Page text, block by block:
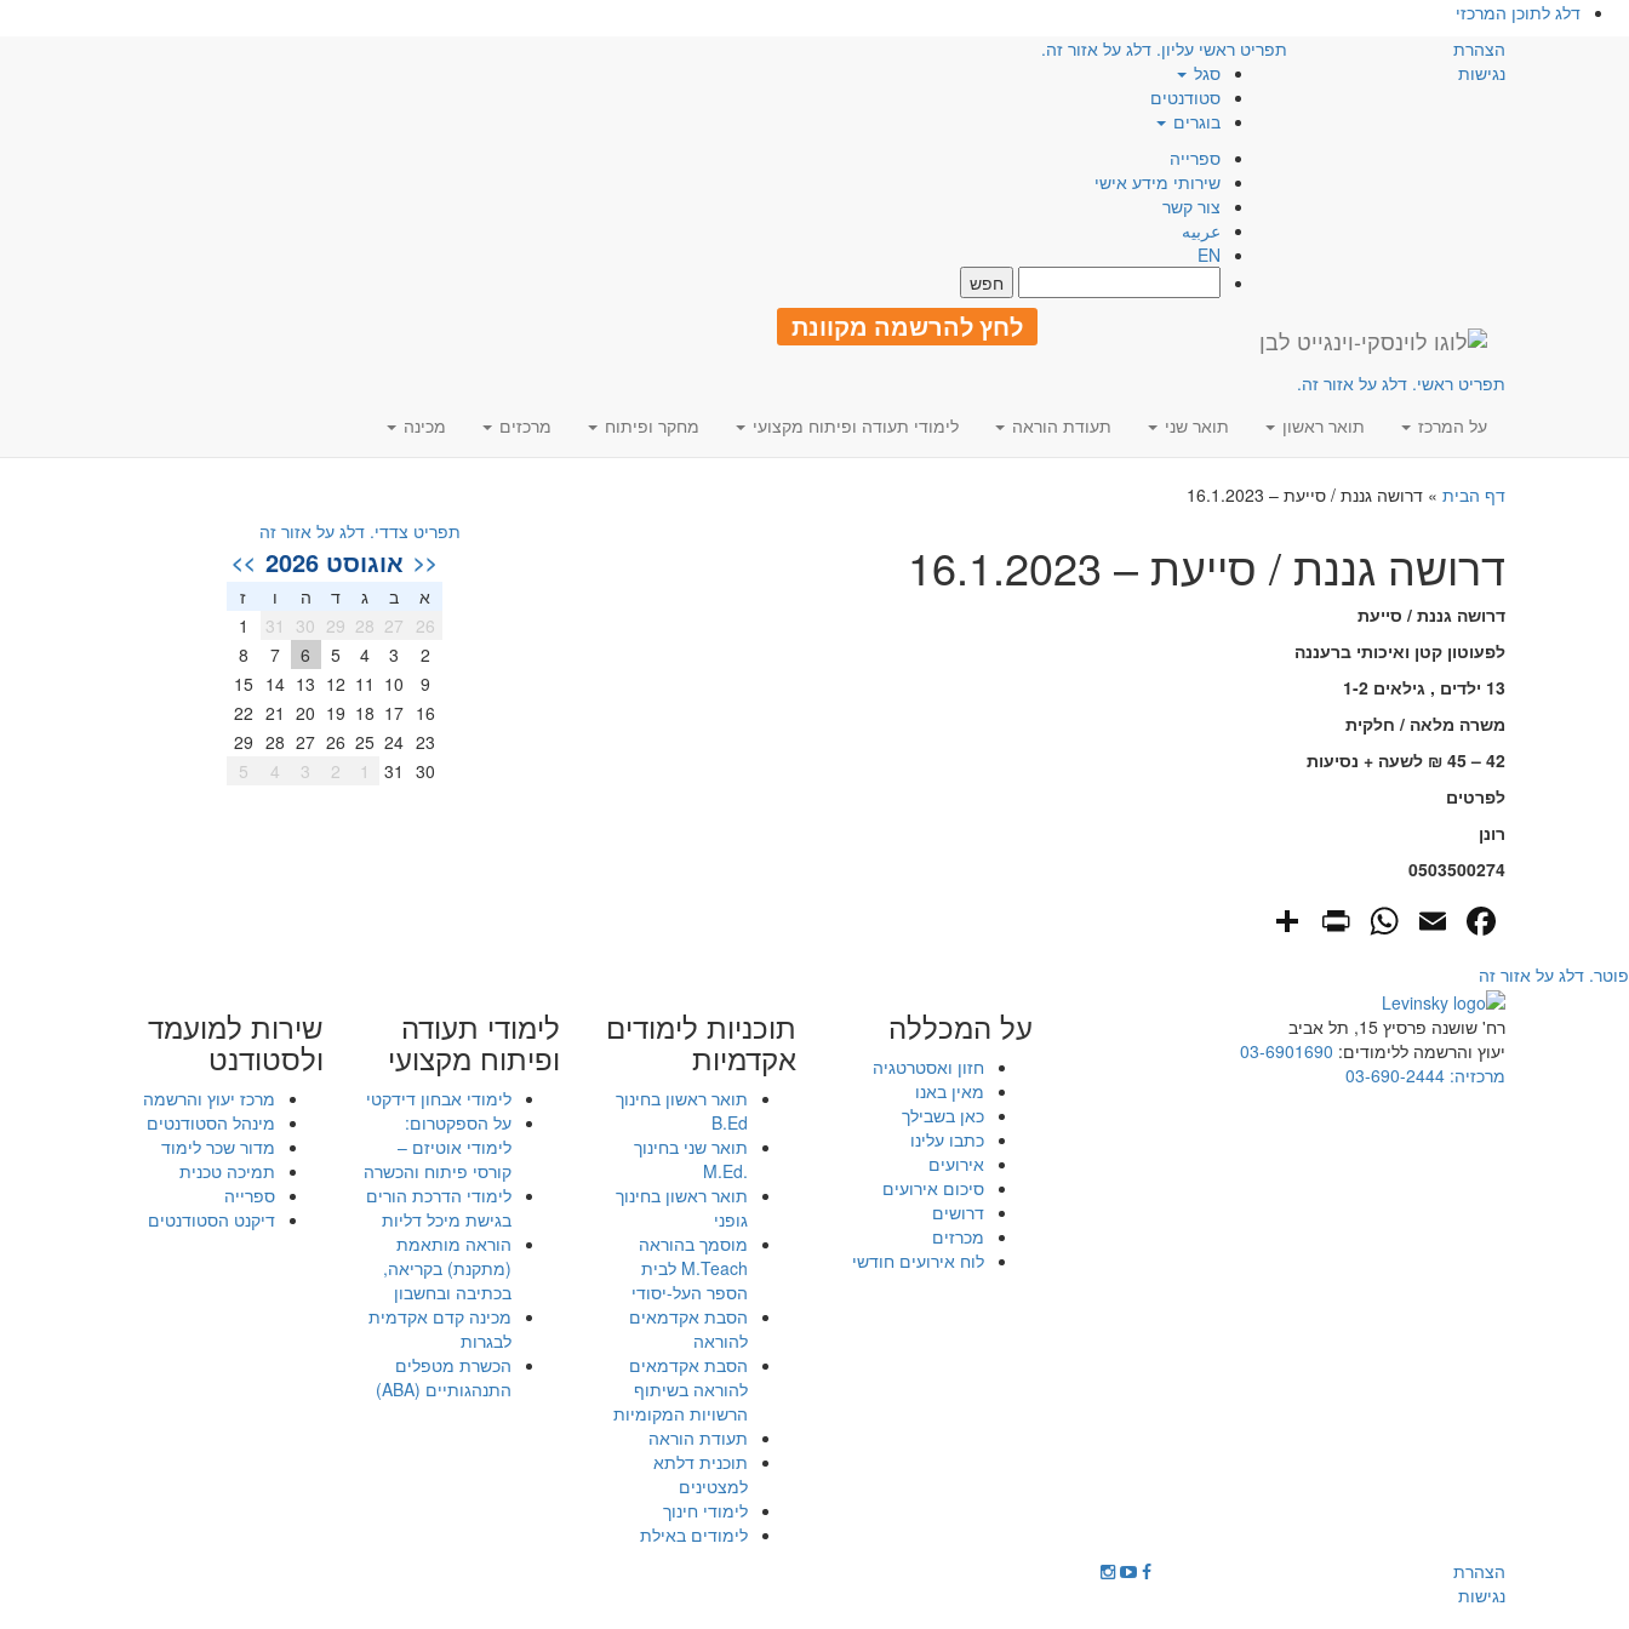
דלג לתוכן המרכזי
הצהרת
נגישות
תפריט ראשי עליון. דלג על אזור זה.
סגל
סטודנטים
בוגרים
ספרייה
שירותי מידע אישי
צור קשר
عربيه
EN
לחץ להרשמה מקוונת
תפריט ראשי. דלג על אזור זה.
על המרכז
תואר ראשון תואר שני תעודת הוראה לימודי תעודה ופיתוח מקצועי מחקר ופיתוח מרכזים מכינה
דף הבית » דרושה גננת / סייעת – 16.1.2023
דרושה גננת / סייעת – 16.1.2023
דרושה גננת / סייעת
לפעוטון קטן ואיכותי ברעננה
13 ילדים , גילאים 1-2
משרה מלאה / חלקית
42 – 45 ₪ לשעה + נסיעות
לפרטים
רונן
0503500274
Facebook
Email
WhatsApp
PrintFriendly
תפריט צדדי. דלג על אזור זה
<< אוגוסט 2026 >>
א ב ג ד ה ו
ז
26
27
28
29
30
31
1
2
3
4
5
6
7
8
9
10
11
12
13
14
15
16
17
18
19
20
21
22
23
24
25
26
27
28
29
30
31
1
2
3
4
5
פוטר. דלג על אזור זה
רח' שושנה פרסיץ 15, תל אביב
יעוץ והרשמה ללימודים: 03-6901690
מרכזיה: 03-690-2444
על המכללה
חזון ואסטרטגיה
מאין באנו
כאן בשבילך
כתבו עלינו
אירועים
סיכום אירועים
דרושים
מכרזים
לוח אירועים חודשי
תוכניות לימודים
אקדמיות
תואר ראשון בחינוך
B.Ed
תואר שני בחינוך
.M.Ed
תואר ראשון בחינוך
גופני
מוסמך בהוראה
M.Teach לבית
הספר העל-יסודי
הסבת אקדמאים
להוראה
הסבת אקדמאים
להוראה בשיתוף
הרשויות המקומיות
תעודת הוראה
תוכנית דלתא
למצטינים
לימודי חינוך
לימודים באילת
לימודי תעודה
ופיתוח מקצועי
לימודי אבחון דידקטי
על הספקטרום:
לימודי אוטיזם –
קורסי פיתוח והכשרה
לימודי הדרכת הורים
בגישת מיכל דליות
הוראה מותאמת
(מתקנת) בקריאה,
בכתיבה ובחשבון
מכינה קדם אקדמית
לבגרות
הכשרת מטפלים
התנהגותיים (ABA)
שירות למועמד
ולסטודנט
מרכז יעוץ והרשמה
מינהל הסטודנטים
מדור שכר לימוד
תמיכה טכנית
ספרייה
דיקנט הסטודנטים
הצהרת
נגישות